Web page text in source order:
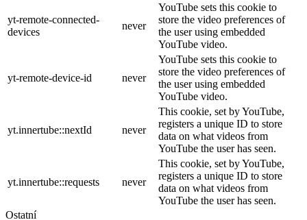
yt-remote-connected-
devices
never
YouTube sets this cookie to
store the video preferences of
the user using embedded
YouTube video.
yt-remote-device-id never
YouTube sets this cookie to
store the video preferences of
the user using embedded
YouTube video.
yt.innertube::nextId never
This cookie, set by YouTube,
registers a unique ID to store
data on what videos from
YouTube the user has seen.
yt.innertube::requests never
This cookie, set by YouTube,
registers a unique ID to store
data on what videos from
YouTube the user has seen.
Ostatní